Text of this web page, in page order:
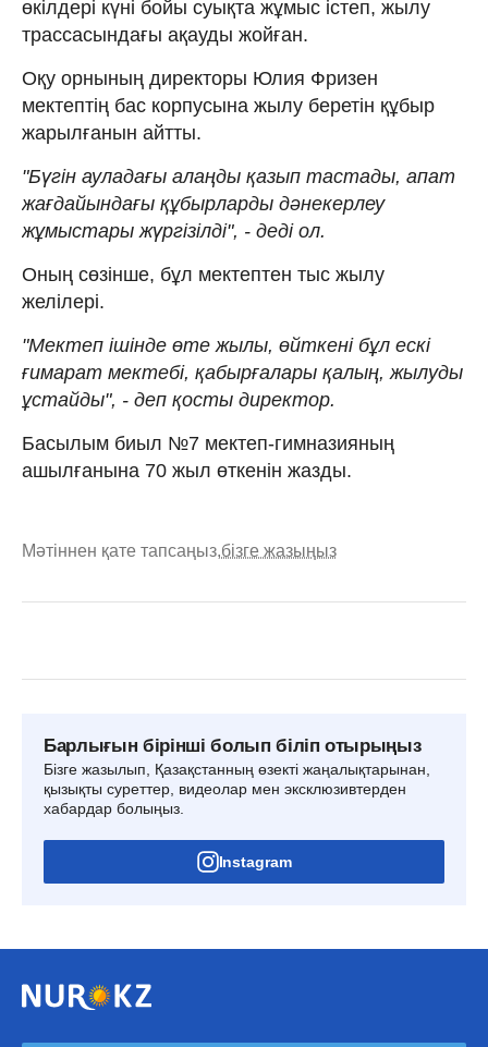
өкілдері күні бойы суықта жұмыс істеп, жылу
трассасындағы ақауды жойған.
Оқу орнының директоры Юлия Фризен
мектептің бас корпусына жылу беретін құбыр
жарылғанын айтты.
"Бүгін ауладағы алаңды қазып тастады, апат
жағдайындағы құбырларды дәнекерлеу
жұмыстары жүргізілді", - деді ол.
Оның сөзінше, бұл мектептен тыс жылу
желілері.
"Мектеп ішінде өте жылы, өйткені бұл ескі
ғимарат мектебі, қабырғалары қалың, жылуды
ұстайды", - деп қосты директор.
Басылым биыл №7 мектеп-гимназияның
ашылғанына 70 жыл өткенін жазды.
Мәтіннен қате тапсаңыз,бізге жазыңыз
Барлығын бірінші болып біліп отырыңыз
Бізге жазылып, Қазақстанның өзекті жаңалықтарынан,
қызықты суреттер, видеолар мен эксклюзивтерден
хабардар болыңыз.
Instagram